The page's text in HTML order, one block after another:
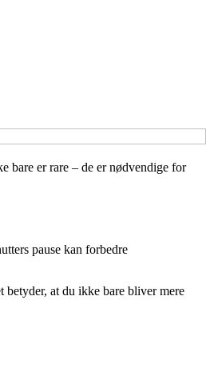
bare er rare – de er nødvendige for
pause kan forbedre
betyder, at du ikke bare bliver mere